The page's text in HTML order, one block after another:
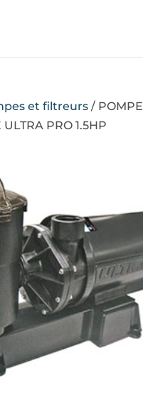
et filtreurs/ POMPE
ULTRA PRO 1.5HP